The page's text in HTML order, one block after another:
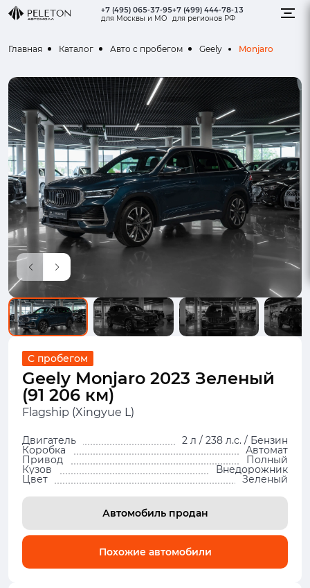
+7 (495) 065-37-95
для Москвы и МО
+7 (499) 444-78-13
для регионов РФ
Главная Каталог Авто с пробегом Geely Monjaro
С пробегом
Geely Monjaro 2023 Зеленый
(91 206 км)
Flagship (Xingyue L)
Двигатель 2 л / 238 л.с. / Бензин
Коробка Автомат
Привод Полный
Кузов Внедорожник
Цвет Зеленый
Автомобиль продан
Похожие автомобили